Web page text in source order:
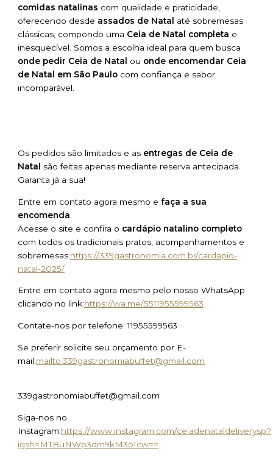
comidas natalinas com qualidade e praticidade,
oferecendo desde assados de Natal
até sobremesas
clássicas, compondo uma Ceia de Natal completa e
inesquecível. Somos a escolha ideal para quem busca
onde pedir Ceia de Natal
ou onde encomendar Ceia
de Natal em São Paulo com confiança e sabor
incomparável.
Os pedidos são limitados e as entregas de Ceia de
Natal
são feitas apenas mediante reserva antecipada.
Garanta já a sua!
Entre em contato agora mesmo e faça a sua
encomenda
Acesse o site e confira o cardápio natalino completo
com todos os tradicionais pratos, acompanhamentos e
sobremesas:https://339gastronomia.com.br/cardapio-
natal-2025/
Entre em contato agora mesmo pelo nosso WhatsApp
clicando no link:https://wa.me/5511955599563
Contate-nos por telefone: 11955599563
Se preferir solicite seu orçamento por E-
mail:mailto:339gastronomiabuffet@gmail.com
339gastronomiabuffet@gmail.com
Siga-nos no
Instagram:https://www.instagram.com/ceiadenataldeliverysp?
igsh=MTBuNWp3dm9kM3o1cw==